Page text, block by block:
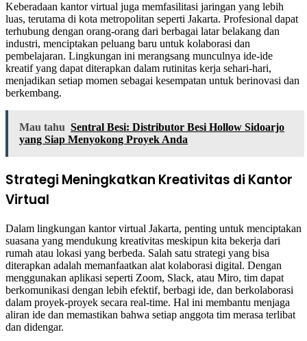
Keberadaan kantor virtual juga memfasilitasi jaringan yang lebih
luas, terutama di kota metropolitan seperti Jakarta. Profesional dapat
terhubung dengan orang-orang dari berbagai latar belakang dan
industri, menciptakan peluang baru untuk kolaborasi dan
pembelajaran. Lingkungan ini merangsang munculnya ide-ide
kreatif yang dapat diterapkan dalam rutinitas kerja sehari-hari,
menjadikan setiap momen sebagai kesempatan untuk berinovasi dan
berkembang.
Mau tahu Sentral Besi: Distributor Besi Hollow Sidoarjo
yang Siap Menyokong Proyek Anda
Strategi Meningkatkan Kreativitas di Kantor
Virtual
Dalam lingkungan kantor virtual Jakarta, penting untuk menciptakan
suasana yang mendukung kreativitas meskipun kita bekerja dari
rumah atau lokasi yang berbeda. Salah satu strategi yang bisa
diterapkan adalah memanfaatkan alat kolaborasi digital. Dengan
menggunakan aplikasi seperti Zoom, Slack, atau Miro, tim dapat
berkomunikasi dengan lebih efektif, berbagi ide, dan berkolaborasi
dalam proyek-proyek secara real-time. Hal ini membantu menjaga
aliran ide dan memastikan bahwa setiap anggota tim merasa terlibat
dan didengar.